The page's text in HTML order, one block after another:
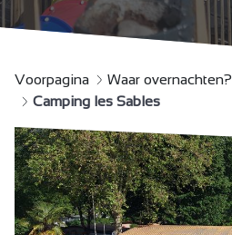
Voorpagina Waar overnachten?
Camping les Sables